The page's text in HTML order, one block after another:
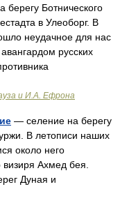
Ботнического
в Улеоборг. В
неудачное для нас
русских
и И.А. Ефрона
— селение на берегу
В летописи наших
около него
Ахмед бея.
Дуная и